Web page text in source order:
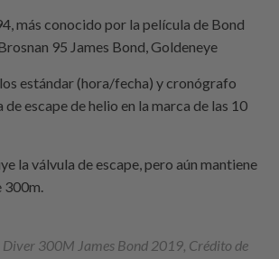
más conocido por la película de Bond
95 James Bond, Goldeneye
estándar (hora/fecha) y cronógrafo
de escape de helio en la marca de las 10
la válvula de escape, pero aún mantiene
300m.
Diver 300M James Bond 2019, Crédito de